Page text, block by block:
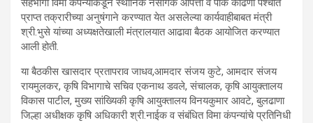
सहभागी विमा कंपन्यांकडून स्थानिक नैसर्गिक आपत्ती व पीक काढणी पश्चात
प्राप्त तक्रारीच्या अनुषंगाने करण्यात येत असलेल्या कार्यवाहीबाबत मंत्री
श्री.भुसे यांच्या अध्यक्षतेखाली मंत्रालयात आढावा बैठक आयोजित करण्यात
आली होती.
या बैठकीस खासदार प्रतापराव जाधव,आमदार संजय कुटे, आमदार संजय
रायमुलकर, कृषि विभागाचे सचिव एकनाथ डवले, संचालक, कृषि आयुक्तालय
विकास पाटील, मुख्य सांख्यिकी कृषि आयुक्तालय विनयकुमार आवटे, बुलढाणा
जिल्हा अधीक्षक कृषि अधिकारी श्री.नाईक व संबंधित विमा कंपन्यांचे प्रतिनिधी